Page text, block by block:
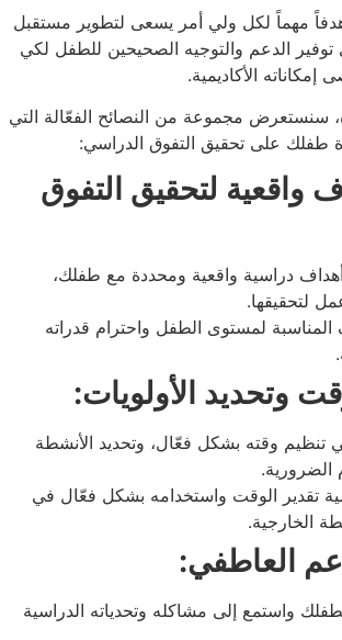
مهماً لكل ولي أمر يسعى لتطوير مستقبل
الدعم والتوجيه الصحيحين للطفل لكي
الأكاديمية.
سنستعرض مجموعة من النصائح الفعّالة التي
طفلك على تحقيق التفوق الدراسي:
واقعية لتحقيق التفوق
أهداف دراسية واقعية ومحددة مع طفلك،
لتحقيقها.
المناسبة لمستوى الطفل واحترام قدراته
وقته بشكل فعّال، وتحديد الأنشطة
الضرورية.
تقدير الوقت واستخدامه بشكل فعّال في
الخارجية.
واستمع إلى مشاكله وتحدياته الدراسية